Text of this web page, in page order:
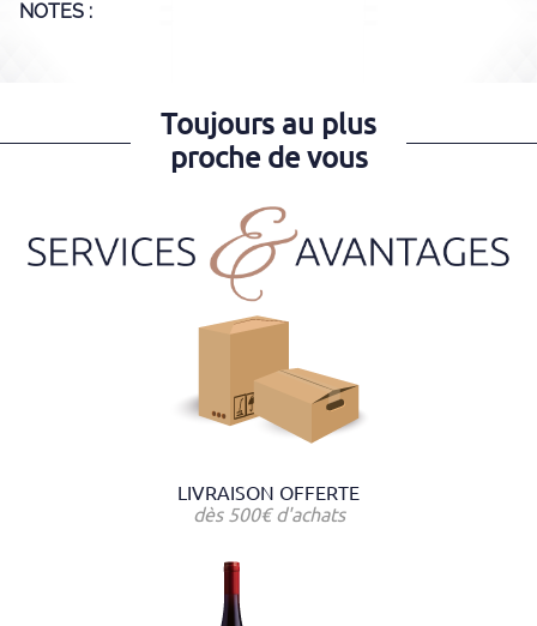
NOTES :
Toujours au plus
proche de vous
LIVRAISON OFFERTE
dès 500€ d'achats